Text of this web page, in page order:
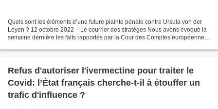
Quels sont les éléments d’une future plainte pénale contre Ursula von der
Leyen ? 12 octobre 2022 – Le courrier des stratèges Nous avons évoqué la
semaine dernière les faits rapportés par la Cour des Comptes européenne
Refus d'autoriser l'ivermectine pour traiter le
Covid: l’État français cherche-t-il à étouffer un
trafic d'influence ?